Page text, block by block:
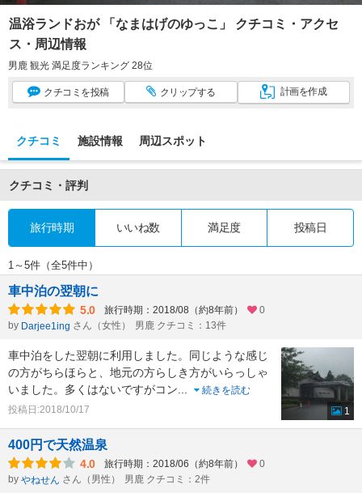
温浴ランドおが 「なまはげのゆっこ」 クチコミ・アクセ
ス・周辺情報
男鹿 観光 満足度ランキング 28位
クチコミ を投稿 クリップする 計画を作成
クチコミ 施設情報 周辺スポット
クチコミ・評判
旅行時期 いいね数 満足度 投稿日
1～5件（全5件中）
車中泊の翌朝に
5.0 旅行時期：2018/08（約8年前）
0
by Darjee1ing さん（女性） 男鹿 クチコミ：13件
車中泊をした翌朝に利用しました。同じような感じ
の方がちらほらと、地元の方らしき方がいらっしゃ
いました。多くはないですがコン...
続きを読む
投稿日:2018/10/17
1
400円で天然温泉
4.0 旅行時期：2018/06（約8年前）
0
by やねせん さん（男性） 男鹿 クチコミ：2件